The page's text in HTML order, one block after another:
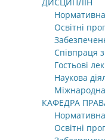
Освітні
Співпраця
Гостьові
Наукова
Міжнародна
КАФЕДРА
Освітні